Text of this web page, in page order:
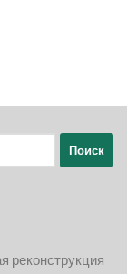
реконструкция